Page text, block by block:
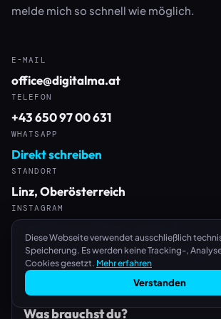
melde mich so schnell wie möglich.
E-MAIL
office@digitalma.at
TELEFON
+43 650 97 00 631
WHATSAPP
Direkt schreiben
STANDORT
Linz, Oberösterreich
INSTAGRAM
Was brauchst du?
Diese Webseite verwendet ausschließlich
Speicherung. Es werden keine Tracking-,
Cookies gesetzt. Mehr erfahren
Verstanden